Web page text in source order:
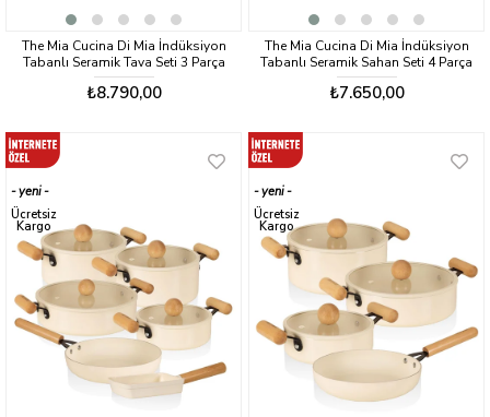
The Mia Cucina Di Mia İndüksiyon
Tabanlı Seramik Tava Seti 3 Parça
₺8.790,00
The Mia Cucina Di Mia İndüksiyon
Tabanlı Seramik Sahan Seti 4 Parça
₺7.650,00
yeni
ürün
Ücretsiz
Kargo
yeni
ürün
Ücretsiz
Kargo